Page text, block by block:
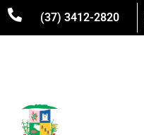
(37) 3412-2820